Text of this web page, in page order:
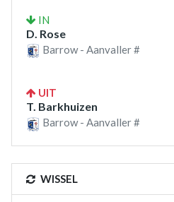
IN
D. Rose
Barrow - Aanvaller #
UIT
T. Barkhuizen
Barrow - Aanvaller #
WISSEL